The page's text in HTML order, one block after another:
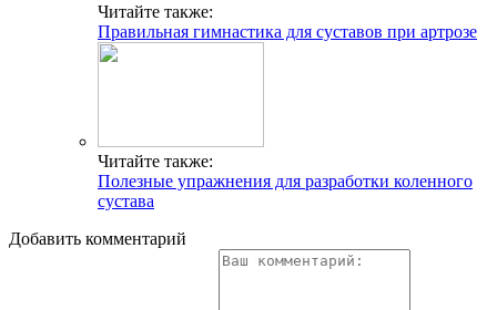
Читайте также:
Правильная гимнастика для суставов при артрозе
Читайте также:
Полезные упражнения для разработки коленного
сустава
Добавить комментарий